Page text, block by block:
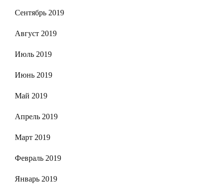
Сентябрь 2019
Август 2019
Июль 2019
Июнь 2019
Май 2019
Апрель 2019
Март 2019
Февраль 2019
Январь 2019